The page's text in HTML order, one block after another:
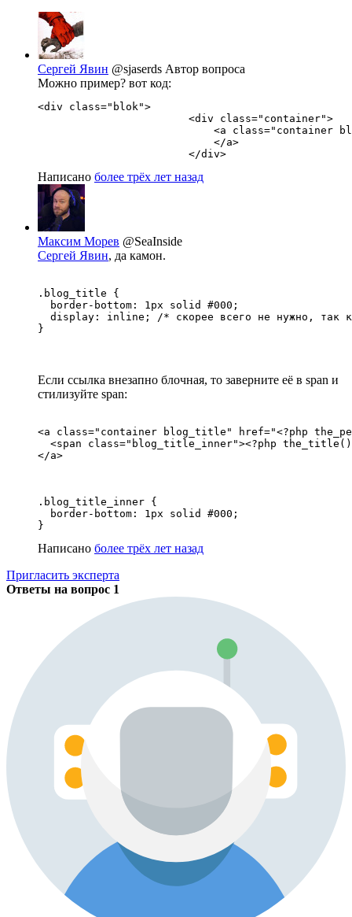
Сергей Явин @sjaserds Автор вопроса
Можно пример? вот код:
<div class="blok">
                        <div class="container">
<a class="container
                            </a>
                        </div>
Написано более трёх лет назад
Максим Морев @SeaInside
Сергей Явин, да камон.
.blog_title {
  border-bottom: 1px solid #000;
display: inline; /* скорее всего не нужно, так
}
Если ссылка внезапно блочная, то заверните её в span и
стилизуйте span:
<a class="container blog_title" href="<?php
<span class="blog_title_inner"><?php
</a>
.blog_title_inner {
  border-bottom: 1px solid #000;
}
Написано более трёх лет назад
Пригласить эксперта
Ответы на вопрос 1